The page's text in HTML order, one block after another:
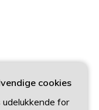
cookies
for